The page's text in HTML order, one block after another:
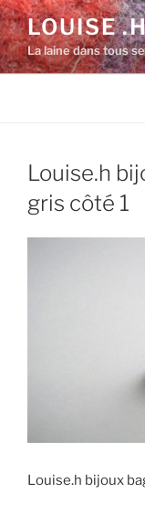
Aller
au
contenu
principal
LOUISE
La laine dans tous
Louise.h
gris côté 1
Louise.h bijoux